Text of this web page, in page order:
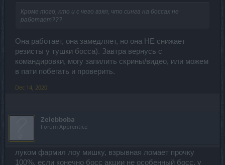
Кроме того, кто и с чего взял, что синга на боссах не
работает???
Она работает, она замедляет, но она НЕ снижает
резисты у тушки босса). Завтра вернусь с
командировки, могу запилить скрины/видео, или можем
в пати побегать и проверить.
Dec 14, 2020
Zelebboba
Forum Apprentice
луком фармил лоу мишку, взрывная ломает прочку
100%, если конечно босс акции не особенный босс. у